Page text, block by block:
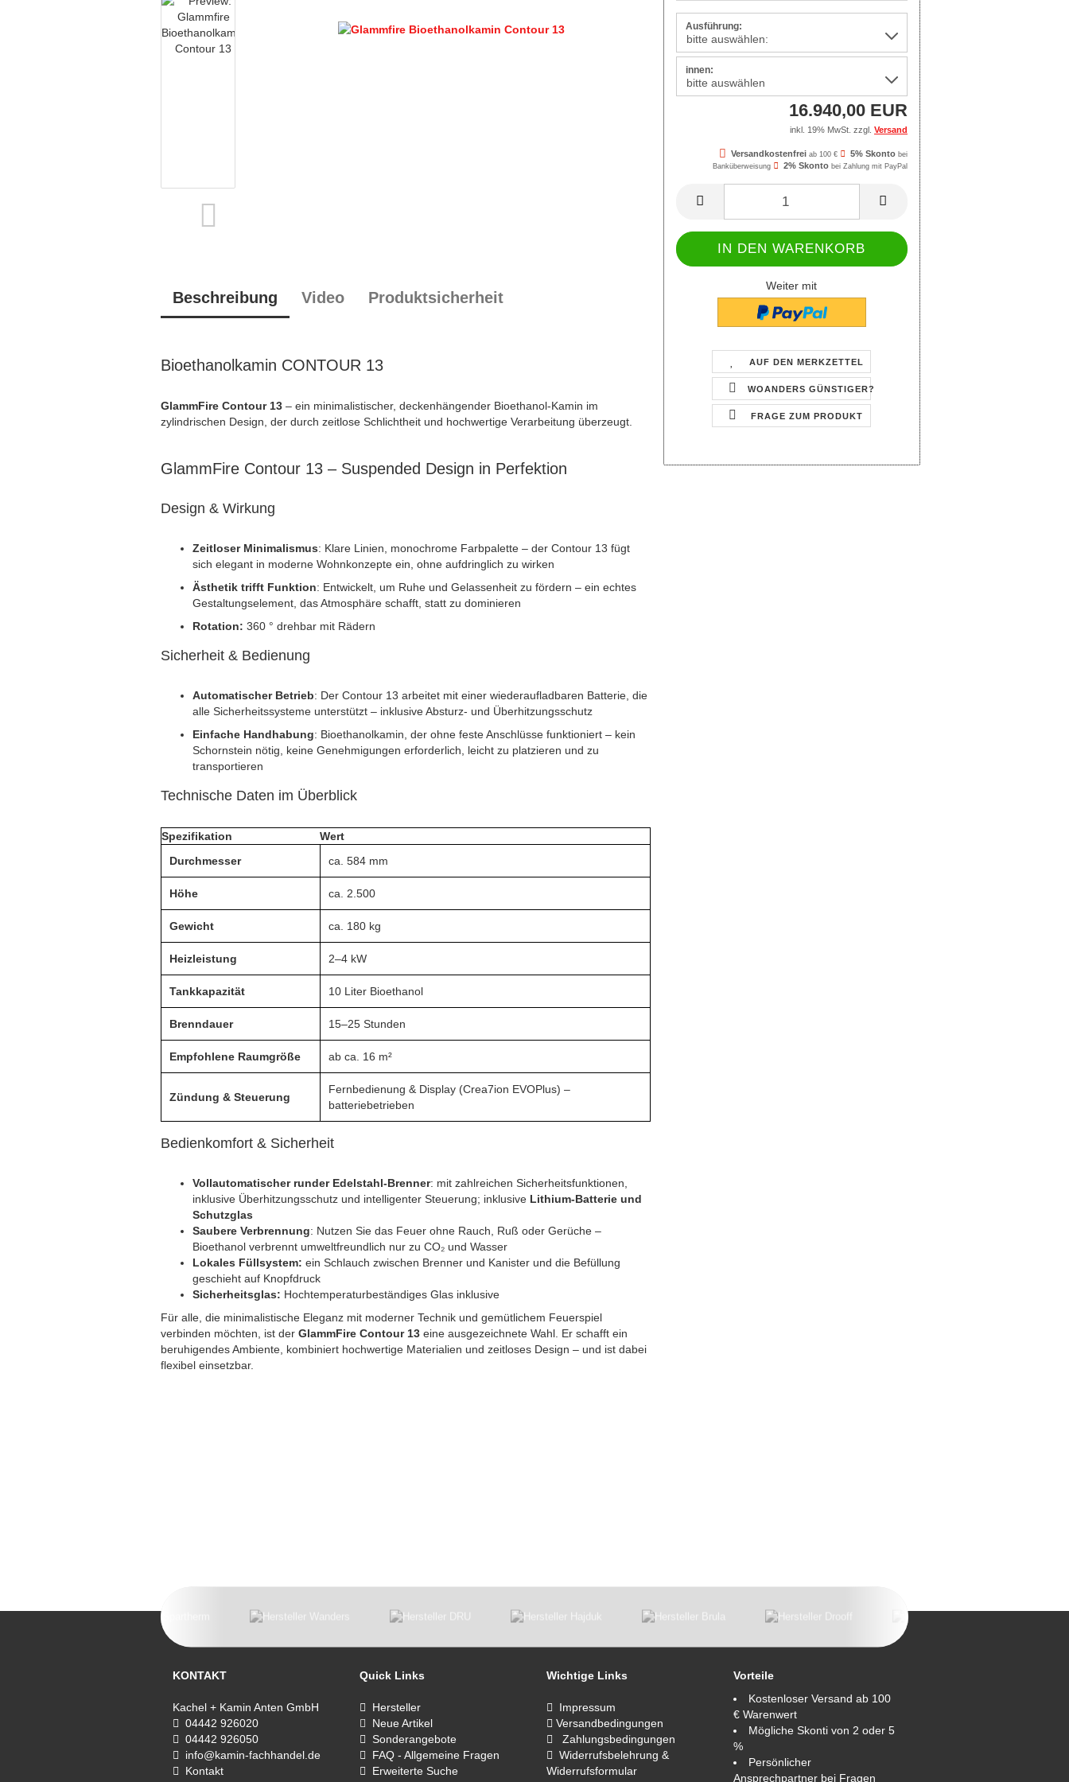
Ausführung:
innen:
16.940,00 EUR
inkl. 19% MwSt. zzgl. Versand
Versandkostenfrei ab 100 € 5% Skonto bei
Banküberweisung
2% Skonto bei Zahlung mit PayPal
Weiter mit
AUF DEN MERKZETTEL
WOANDERS GÜNSTIGER?
FRAGE ZUM PRODUKT
Beschreibung Video Produktsicherheit
Bioethanolkamin CONTOUR 13
GlammFire Contour 13 – ein minimalistischer, deckenhängender Bioethanol-Kamin im
zylindrischen Design, der durch zeitlose Schlichtheit und hochwertige Verarbeitung überzeugt.
GlammFire Contour 13 – Suspended Design in Perfektion
Design & Wirkung
Zeitloser Minimalismus: Klare Linien, monochrome Farbpalette – der Contour 13 fügt
sich elegant in moderne Wohnkonzepte ein, ohne aufdringlich zu wirken
Ästhetik trifft Funktion: Entwickelt, um Ruhe und Gelassenheit zu fördern – ein echtes
Gestaltungselement, das Atmosphäre schafft, statt zu dominieren
Rotation: 360 ° drehbar mit Rädern
Sicherheit & Bedienung
Automatischer Betrieb: Der Contour 13 arbeitet mit einer wiederaufladbaren Batterie, die
alle Sicherheitssysteme unterstützt – inklusive Absturz- und Überhitzungsschutz
Einfache Handhabung: Bioethanolkamin, der ohne feste Anschlüsse funktioniert – kein
Schornstein nötig, keine Genehmigungen erforderlich, leicht zu platzieren und zu
transportieren
Technische Daten im Überblick
Spezifikation
Wert
Durchmesser
ca. 584 mm
Höhe ca. 2.500
Gewicht ca. 180 kg
Heizleistung 2–4 kW
Tankkapazität 10 Liter Bioethanol
Brenndauer 15–25 Stunden
Empfohlene Raumgröße ab ca. 16 m²
Zündung & Steuerung
Fernbedienung & Display (Crea7ion EVOPlus) –
batteriebetrieben
Bedienkomfort & Sicherheit
Vollautomatischer runder Edelstahl-Brenner: mit zahlreichen Sicherheitsfunktionen,
inklusive Überhitzungsschutz und intelligenter Steuerung; inklusive Lithium-Batterie und
Schutzglas
Saubere Verbrennung: Nutzen Sie das Feuer ohne Rauch, Ruß oder Gerüche –
Bioethanol verbrennt umweltfreundlich nur zu CO₂ und Wasser
Lokales Füllsystem: ein Schlauch zwischen Brenner und Kanister und die Befüllung
geschieht auf Knopfdruck
Sicherheitsglas: Hochtemperaturbeständiges Glas inklusive
Für alle, die minimalistische Eleganz mit moderner Technik und gemütlichem Feuerspiel
verbinden möchten, ist der GlammFire Contour 13 eine ausgezeichnete Wahl. Er schafft ein
beruhigendes Ambiente, kombiniert hochwertige Materialien und zeitloses Design – und ist dabei
flexibel einsetzbar.
KONTAKT
Kachel + Kamin Anten GmbH
04442 926020
04442 926050
info@kamin-fachhandel.de
Kontakt
Quick Links
Hersteller
Neue Artikel
Sonderangebote
FAQ - Allgemeine Fragen
Erweiterte Suche
Wichtige Links
Impressum
Versandbedingungen
Zahlungsbedingungen
Widerrufsbelehrung &
Widerrufsformular
Vorteile
Kostenloser Versand ab 100
€ Warenwert
Mögliche Skonti von 2 oder 5
%
Persönlicher
Ansprechpartner bei Fragen